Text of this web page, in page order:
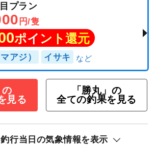
プラン
円/隻
ポイント還元
アジ） イサキ
の
見る
「勝丸」の
全ての釣果を見る
釣行当日の気象情報を表示